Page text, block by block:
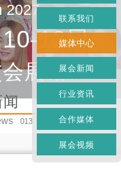
2027
12日
展馆
闻
013
联系我们
媒体中心
展会新闻
行业资讯
合作媒体
展会视频